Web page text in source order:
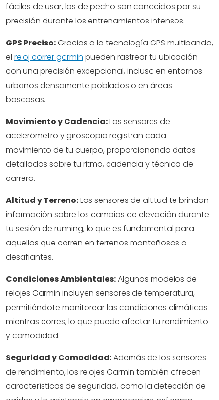
fáciles de usar, los de pecho son conocidos por su
precisión durante los entrenamientos intensos.
GPS Preciso:Gracias a la tecnología GPS multibanda,
el reloj correr garmin pueden rastrear tu ubicación
con una precisión excepcional, incluso en entornos
urbanos densamente poblados o en áreas
boscosas.
Movimiento y Cadencia:Los sensores de
acelerómetro y giroscopio registran cada
movimiento de tu cuerpo, proporcionando datos
detallados sobre tu ritmo, cadencia y técnica de
carrera.
Altitud y Terreno:Los sensores de altitud te brindan
información sobre los cambios de elevación durante
tu sesión de running, lo que es fundamental para
aquellos que corren en terrenos montañosos o
desafiantes.
Condiciones Ambientales:Algunos modelos de
relojes Garmin incluyen sensores de temperatura,
permitiéndote monitorear las condiciones climáticas
mientras corres, lo que puede afectar tu rendimiento
y comodidad.
Seguridad y Comodidad:Además de los sensores
de rendimiento, los relojes Garmin también ofrecen
características de seguridad, como la detección de